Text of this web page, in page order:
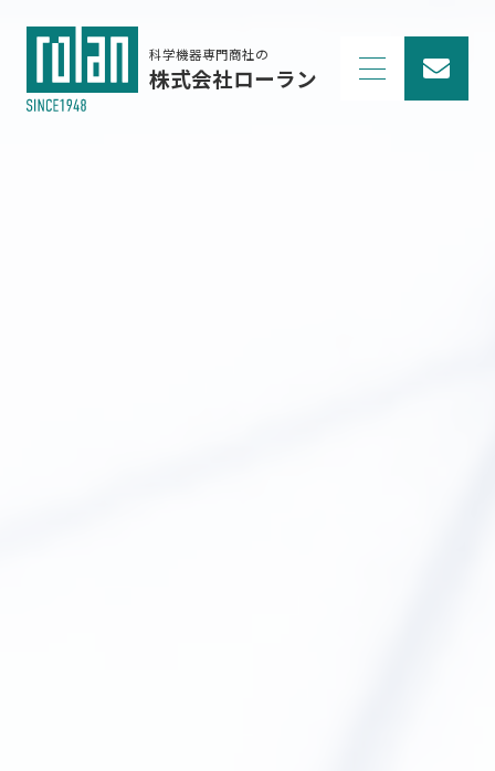
科学機器専門商社の
株式会社ローラン